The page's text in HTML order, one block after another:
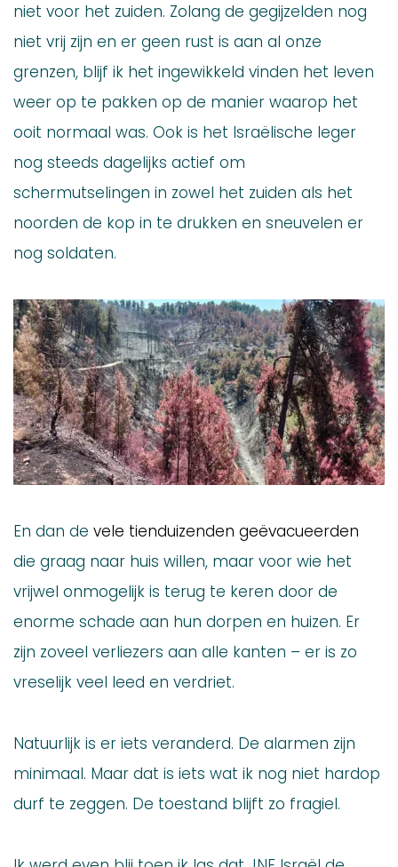
niet voor het zuiden. Zolang de gegijzelden nog
niet vrij zijn en er geen rust is aan al onze
grenzen, blijf ik het ingewikkeld vinden het leven
weer op te pakken op de manier waarop het
ooit normaal was. Ook is het Israëlische leger
nog steeds dagelijks actief om
schermutselingen in zowel het zuiden als het
noorden de kop in te drukken en sneuvelen er
nog soldaten.
En dan de vele tienduizenden geëvacueerden
die graag naar huis willen, maar voor wie het
vrijwel onmogelijk is terug te keren door de
enorme schade aan hun dorpen en huizen. Er
zijn zoveel verliezers aan alle kanten – er is zo
vreselijk veel leed en verdriet.
Natuurlijk is er iets veranderd. De alarmen zijn
minimaal. Maar dat is iets wat ik nog niet hardop
durf te zeggen. De toestand blijft zo fragiel.